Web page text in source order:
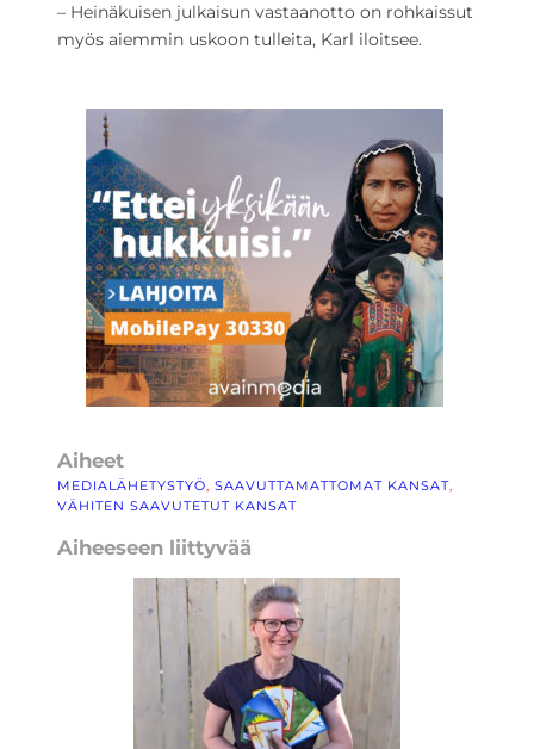
– Heinäkuisen julkaisun vastaanotto on rohkaissut
myös aiemmin uskoon tulleita, Karl iloitsee.
Aiheet
MEDIALÄHETYSTYÖ, SAAVUTTAMATTOMAT KANSAT
VÄHITEN SAAVUTETUT KANSAT
Aiheeseen liittyvää